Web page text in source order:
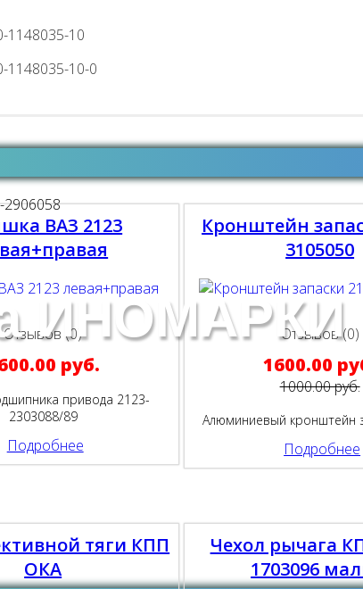
ИНОМАРКИ
1148035-10
1148035-10-0
ВАЗ 2123
Отзывов (0)
руб.
привода 2123-
2303088/89
Подробнее
Кронштейн
3105050
Отзывов (0)
1600.00
1000.00 руб.
Алюминиевый кронштейн
Подробнее
тяги КПП
ОКА
Чехол рычага
1703096